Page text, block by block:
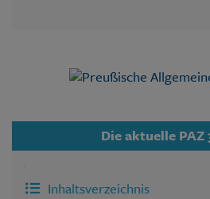
Die aktuelle PAZ
Inhaltsverzeichnis